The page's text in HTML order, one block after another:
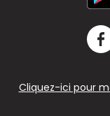
Cliquez-ici pour